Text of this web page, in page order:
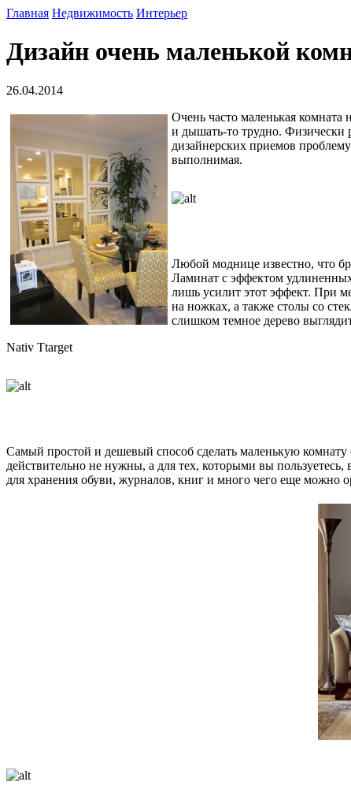
Главная Недвижимость Интерьер
Дизайн очень маленькой
26.04.2014
Очень часто маленькая комната
и дышать-то трудно. Физически
дизайнерских приемов
выполнимая.
Любой моднице известно, что
Ламинат с эффектом
лишь усилит этот эффект. При
на ножках, а также столы со
слишком темное дерево
Nativ Ttarget
Самый простой и дешевый способ сделать маленькую комнату
действительно не нужны, а для тех, которыми вы
для хранения обуви, журналов, книг и много чего еще можно